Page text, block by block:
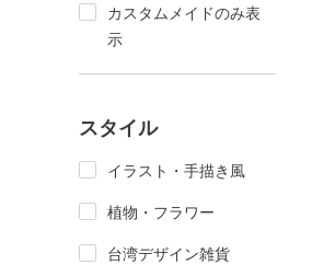
カスタムメイドのみ表
示
スタイル
イラスト・手描き風
植物・フラワー
台湾デザイン雑貨